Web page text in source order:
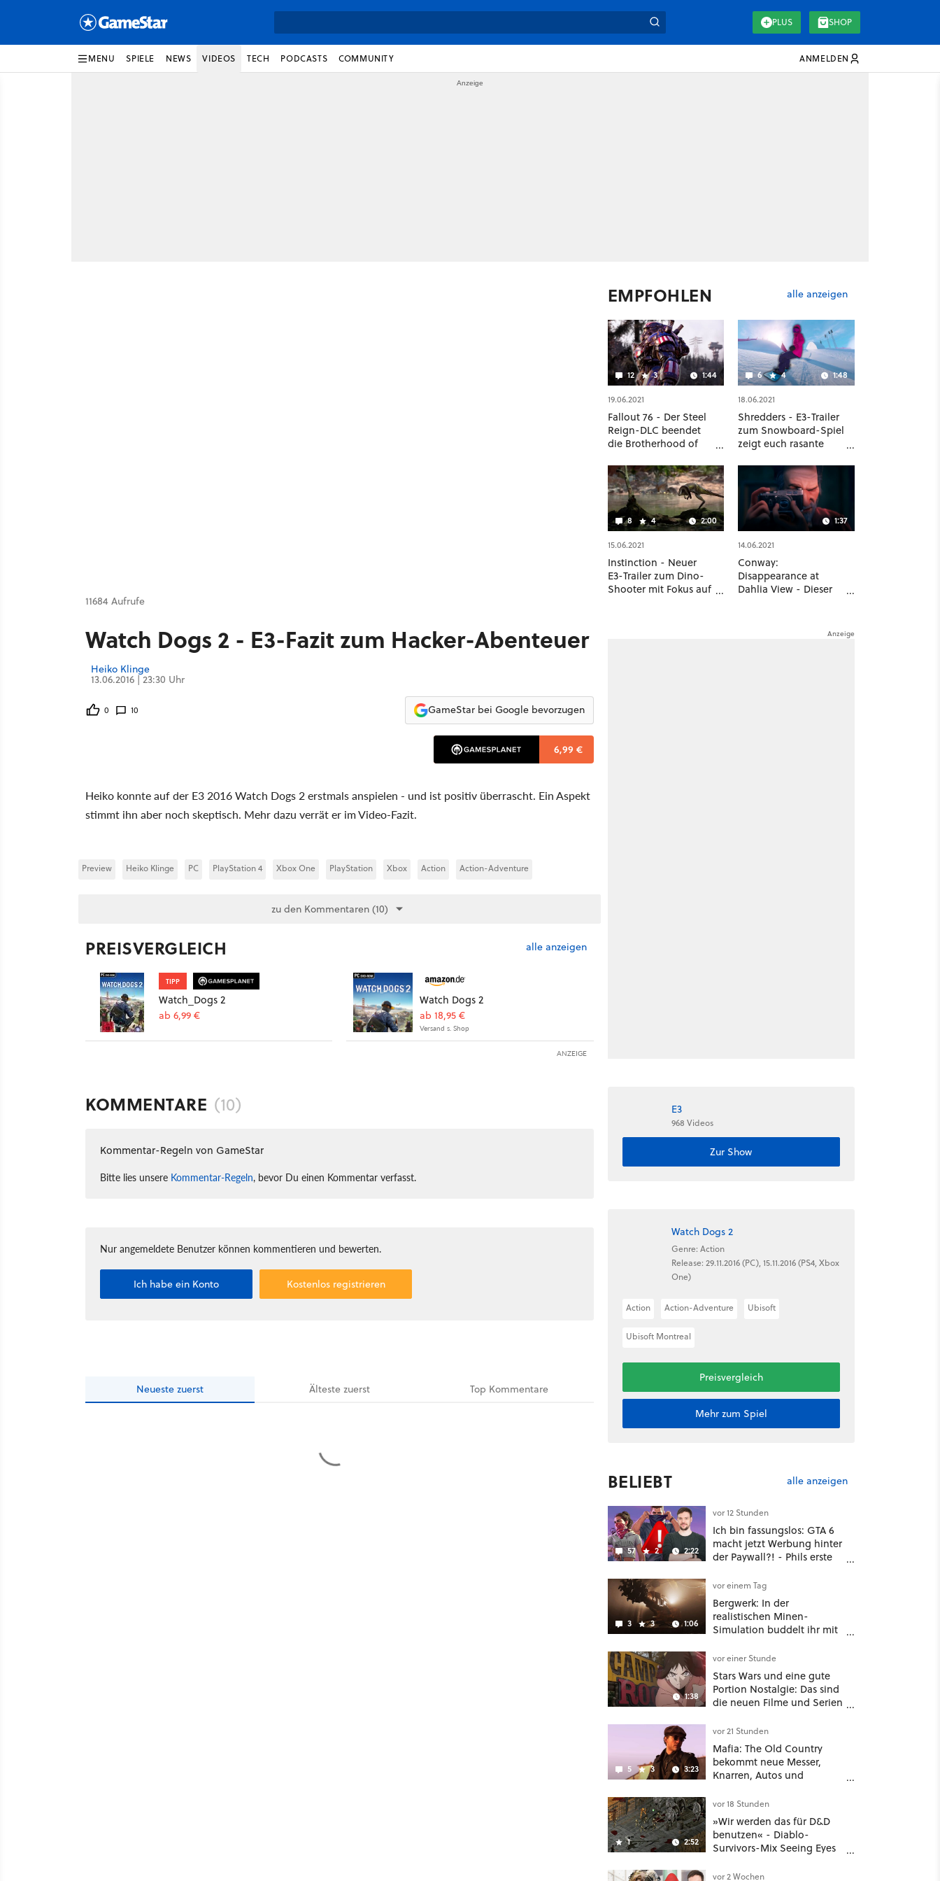
PLUS SHOP
MENU SPIELE NEWS VIDEOS TECH PODCASTS COMMUNITY ANMELDEN
11684 Aufrufe
Watch Dogs 2 - E3-Fazit zum Hacker-Abenteuer
Heiko Klinge
13.06.2016 | 23:30 Uhr
0 10 GameStar bei Google bevorzugen
6,99 €
Heiko konnte auf der E3 2016 Watch Dogs 2 erstmals anspielen - und ist positiv überrascht. Ein Aspekt
stimmt ihn aber noch skeptisch. Mehr dazu verrät er im Video-Fazit.
Preview Heiko Klinge PC PlayStation 4 Xbox One PlayStation Xbox Action Action-Adventure
zu den Kommentaren (10)
PREISVERGLEICH alle anzeigen
TIPP
Watch_Dogs 2
ab 6,99 €
Watch Dogs 2
ab 18,95 €
Versand s. Shop
ANZEIGE
KOMMENTARE (10)
Kommentar-Regeln von GameStar
Bitte lies unsere Kommentar-Regeln, bevor Du einen Kommentar verfasst.
Nur angemeldete Benutzer können kommentieren und bewerten.
Ich habe ein Konto Kostenlos registrieren
Neueste zuerst Ältestezuerst Top Kommentare
EMPFOHLEN alle anzeigen
12 3 1:44
19.06.2021
Fallout 76 - Der Steel
Reign-DLC beendet
die Brotherhood of
6 4 1:48
18.06.2021
Shredders - E3-Trailer
zum Snowboard-Spiel
zeigt euch rasante
8 4 2:00
15.06.2021
Instinction - Neuer
E3-Trailer zum Dino-
Shooter mit Fokus auf
1:37
14.06.2021
Conway:
Disappearance at
Dahlia View - Dieser
E3
968 Videos
Zur Show
Watch Dogs 2
Genre: Action
Release: 29.11.2016 (PC), 15.11.2016 (PS4, Xbox
One)
Action Action-Adventure Ubisoft
Ubisoft Montreal
Preisvergleich
Mehr zum Spiel
BELIEBT alle anzeigen
57 2 2:22
vor 12 Stunden
Ich bin fassungslos: GTA 6
macht jetzt Werbung hinter
der Paywall?! - Phils erste
Deal
3 3 1:06
vor einem Tag
Bergwerk: In der
realistischen Minen-
Simulation buddelt ihr mit
möglichst vorsichtig Kohle
aus
1:38
vor einer Stunde
Stars Wars und eine gute
Portion Nostalgie: Das sind
die neuen Filme und Serien
5 3 3:23
vor 21 Stunden
Mafia: The Old Country
bekommt neue Messer,
Knarren, Autos und
hat mehr dabei als nur
Story
1 2:52
vor 18 Stunden
»Wir werden das für D&D
benutzen« - Diablo-
Survivors-Mix Seeing Eyes
nützliches Map-Tool
vor 2 Wochen